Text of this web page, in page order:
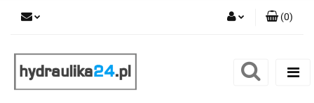
Zarejestruj się
(0)